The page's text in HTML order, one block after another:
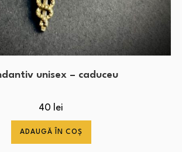
unisex – caduceu
40 lei
ADAUGĂ ÎN COȘ